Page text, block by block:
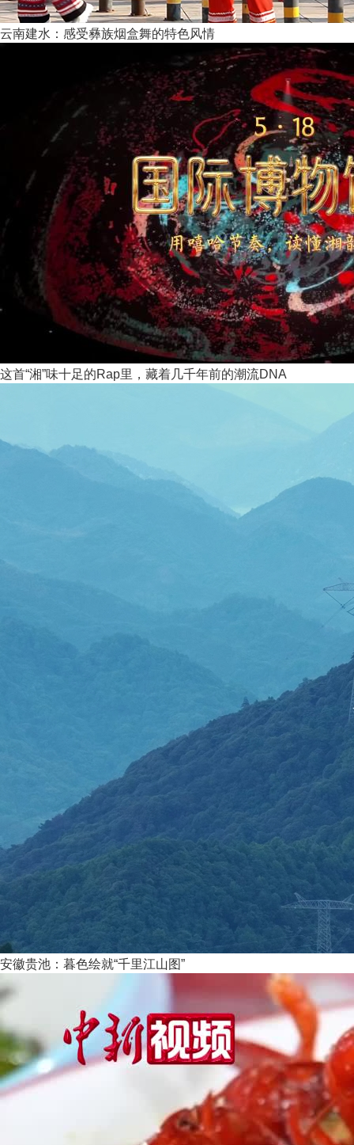
云南建水：感受彝族烟盒舞的特色风情
这首“湘”味十足的Rap里，藏着几千年前的潮流DNA
安徽贵池：暮色绘就“千里江山图”